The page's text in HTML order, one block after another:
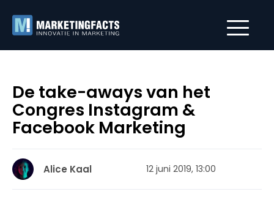
De take-aways van het
Congres Instagram &
Facebook Marketing
Alice Kaal 12 juni 2019, 13:00